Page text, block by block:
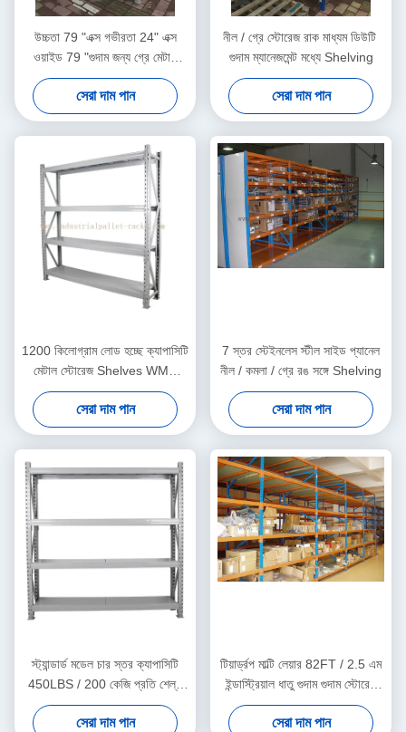
উচ্চতা 79 "এক্স গভীরতা 24" এক্স
ওয়াইড 79 "গুদাম জন্য গ্রে মেটাল
racks
সেরা দাম পান
নীল / গ্রে স্টোরেজ রাক মাধ্যম ডিউটি ​​
গুদাম ম্যানেজমেন্ট মধ্যে Shelving
সেরা দাম পান
1200 কিলোগ্রাম লোড হচ্ছে ক্যাপাসিটি
মেটাল স্টোরেজ Shelves WMS
সিস্টেম জন্য
সেরা দাম পান
7 স্তর স্টেইনলেস স্টীল সাইড প্যানেল
নীল / কমলা / গ্রে রঙ সঙ্গে Shelving
সেরা দাম পান
স্ট্যান্ডার্ড মডেল চার স্তর ক্যাপাসিটি
450LBS / 200 কেজি প্রতি শেল্ফ
মিডিয়াম ডিউটি ​​শেল্ভিং
সেরা দাম পান
টিয়ার্ড্রপ মাল্টি লেয়ার 82FT / 2.5 এম
ইন্ডাস্ট্রিয়াল ধাতু গুদাম গুদাম স্টোরেজ
সমাধান
সেরা দাম পান